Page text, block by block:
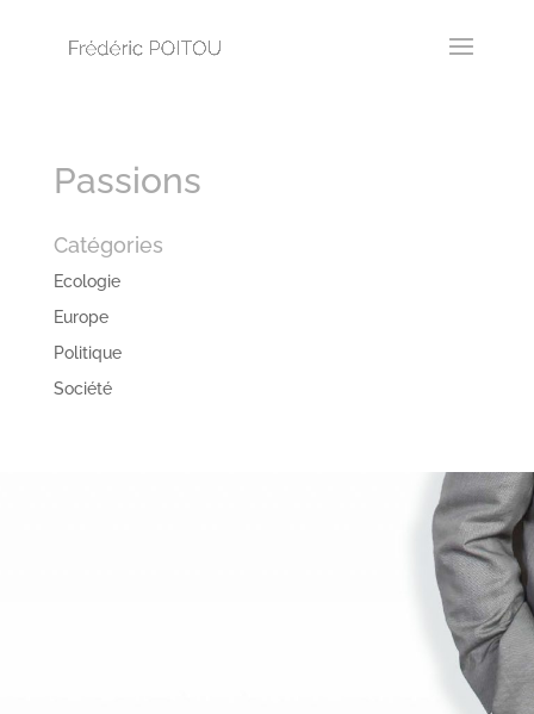
Passions
Catégories
Ecologie
Europe
Politique
Société